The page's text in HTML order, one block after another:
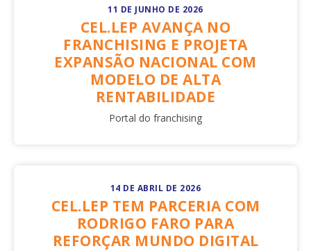
11 DE JUNHO DE 2026
CEL.LEP AVANÇA NO
FRANCHISING E PROJETA
EXPANSÃO NACIONAL COM
MODELO DE ALTA
RENTABILIDADE
Portal do franchising
14 DE ABRIL DE 2026
CEL.LEP TEM PARCERIA COM
RODRIGO FARO PARA
REFORÇAR MUNDO DIGITAL